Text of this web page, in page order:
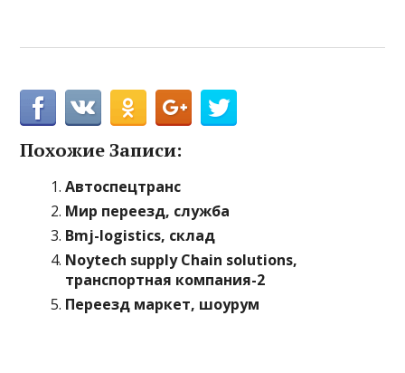
Похожие Записи:
Автоспецтранс
Мир переезд, служба
Bmj-logistics, склад
Noytech supply Chain solutions,
транспортная компания-2
Переезд маркет, шоурум